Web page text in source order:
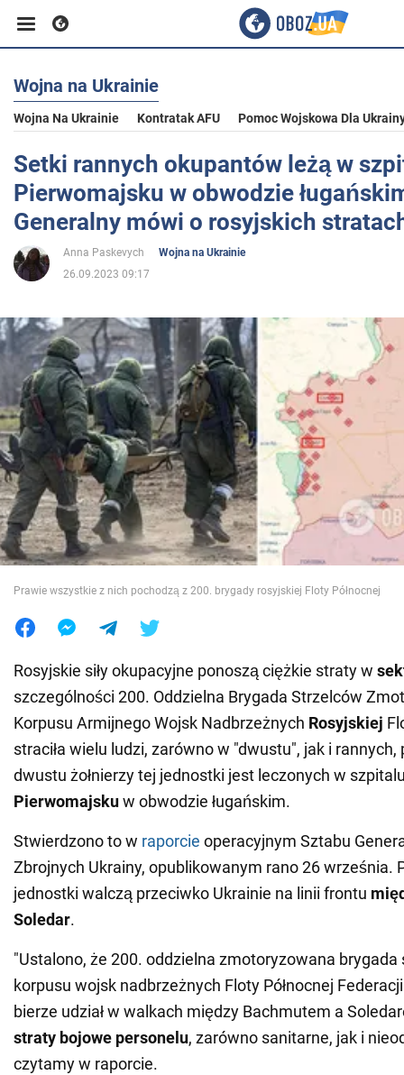
Biznes
Sport
Rozrywka
Życie
Polityka
Społeczeństwo
Wojna na Ukrainie
Świat
Jedzenie
Wojna na Ukrainie
Wojna Na Ukrainie Kontratak AFU Pomoc Wojskowa Dla
Setki rannych okupantów leżą w
Pierwomajsku w obwodzie
Generalny mówi o rosyjskich
Anna Paskevych
Wojna na Ukrainie
26.09.2023 09:17
Prawie wszystkie z nich pochodzą z 200. brygady rosyjskiej Floty Północnej
Rosyjskie siły okupacyjne ponoszą ciężkie straty w
szczególności 200. Oddzielna Brygada Strzelców
Korpusu Armijnego Wojsk Nadbrzeżnych Rosyjskiej
straciła wielu ludzi, zarówno w "dwustu", jak i
dwustu żołnierzy tej jednostki jest leczonych w
Pierwomajskuw obwodzie ługańskim.
Stwierdzono to w raporcie operacyjnym Sztabu
Zbrojnych Ukrainy, opublikowanym rano 26 września.
jednostki walczą przeciwko Ukrainie na linii frontu
Soledar.
"Ustalono, że 200. oddzielna zmotoryzowana brygada
korpusu wojsk nadbrzeżnych Floty Północnej
bierze udział w walkach między Bachmutem a
straty bojowe personelu, zarówno sanitarne, jak i
czytamy w raporcie.